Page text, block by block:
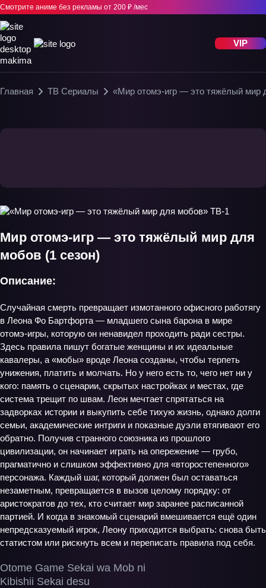
Смотрите аниме без рекламы от 200 ₽ /мес
VIP
Главная ТВ Сериалы «Мир отомэ-игр — это тяжёлый мир
Мир отомэ-игр — это тяжёлый мир для
мобов (1 сезон)
Otome Game Sekai wa Mob ni
Kibishii Sekai desu
Описание:
Случайная смерть превращает измотанного офисного работягу
в Леона Фо Бартфорта — младшего сына барона в мире
отомэ‑игры, которую он ненавидел проходить ради сестры.
Здесь правила пишут богатые женщины и их идеальные
кавалеры, а «мобы» вроде Леона созданы, чтобы терпеть
унижения, платить и молчать. Но у него есть то, чего нет ни у
кого: память о сценарии, скрытых настройках и местах, где
система трещит по швам. Леон мечтает спрятаться на
задворках истории и выкупить себе тихую жизнь, однако долги
семьи, академические интриги и показные дуэли втягивают его
обратно. Получив странного союзника из прошлого
цивилизации, он начинает играть на опережение — грубо,
прагматично и слишком эффективно для «второстепенного»
персонажа. Каждый шаг, который должен был оставаться
незаметным, превращается в вызов целому порядку: от
аристократов до тех, кто считает мир заранее расписанной
партией. И когда в знакомый сценарий вмешивается ещё один
непредсказуемый игрок, Леону приходится выбрать: снова быть
статистом или рискнуть всем и переписать правила под себя.